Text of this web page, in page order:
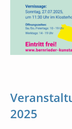
2025